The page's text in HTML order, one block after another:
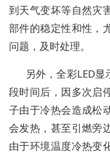
到天气变坏等自然灾
部件的稳定性和性，
问题，及时处理。
另外，全彩LED
段时间后，因多次启
子由于冷热会造成松
会发热，甚至引燃旁
由于环境温度冷热变